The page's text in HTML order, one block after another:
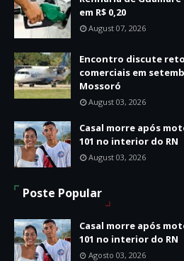
em R$ 0,20
August 07, 2026
Encontro discute
comerciais em
Mossoró
August 03, 2026
Casal morre após
101 no interior do RN
August 03, 2026
Poste Popular
Casal morre após
101 no interior do RN
Agosto 03, 2026